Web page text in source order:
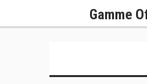
Gamme